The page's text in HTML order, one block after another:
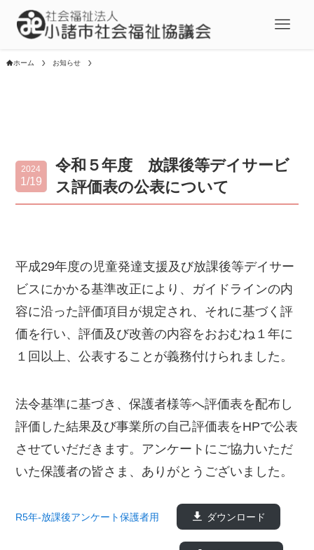
ホーム お知らせ
令和５年度 放課後等デイサービ
ス評価表の公表について
2024
1/19
平成29年度の児童発達支援及び放課後等デイサー
ビスにかかる基準改正により、ガイドラインの内
容に沿った評価項目が規定され、それに基づく評
価を行い、評価及び改善の内容をおおむね１年に
１回以上、公表することが義務付けられました。
法令基準に基づき、保護者様等へ評価表を配布し
評価した結果及び事業所の自己評価表をHPで公表
させていだだきます。アンケートにご協力いただ
いた保護者の皆さま、ありがとうございました。
R5年-放課後アンケート保護者用 ダウンロード